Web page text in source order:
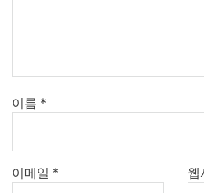
이름 *
이메일 * 웹